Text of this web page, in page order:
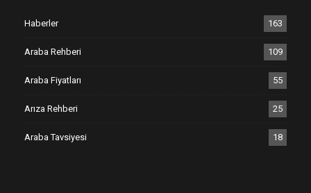
Haberler 163
Araba Rehberi 109
Araba Fiyatları 55
Arıza Rehberi 25
Araba Tavsiyesi 18